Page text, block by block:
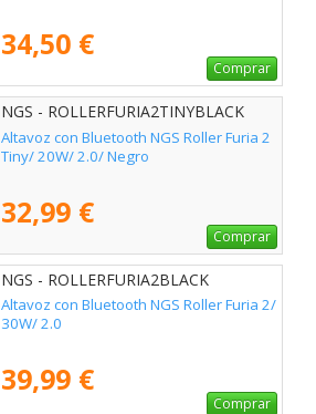
34,50 €
Comprar
NGS - ROLLERFURIA2TINYBLACK
Altavoz con Bluetooth NGS Roller Furia 2
Tiny/ 20W/ 2.0/ Negro
32,99 €
Comprar
NGS - ROLLERFURIA2BLACK
Altavoz con Bluetooth NGS Roller Furia 2/
30W/ 2.0
39,99 €
Comprar